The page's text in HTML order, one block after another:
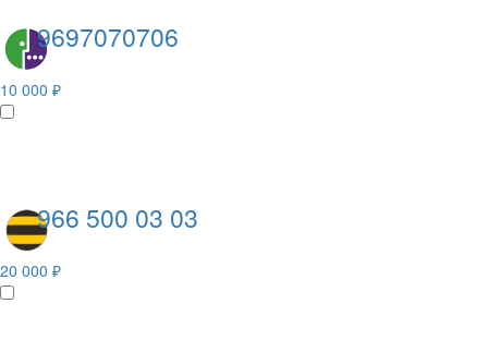
9697070706
10 000 ₽
966 500 03 03
20 000 ₽